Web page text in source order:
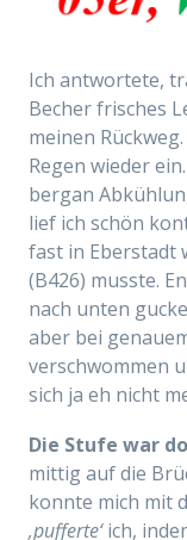
Ich antwortete,
Becher frisches
meinen
Regen wieder
bergan
lief ich schön
fast in Eberstadt
(B426) musste.
nach unten
aber bei
verschwommen
sich ja eh nicht
Die Stufe war
mittig auf die
konnte mich mit
‚pufferte‘ich,